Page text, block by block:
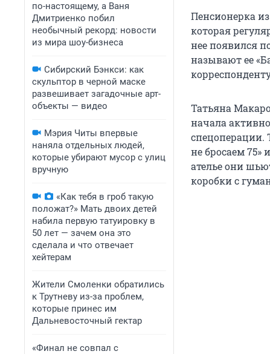
по-настоящему, а Ваня
Дмитриенко побил
необычный рекорд: новости
из мира шоу-бизнеса
Сибирский Бэнкси: как
скульптор в черной маске
развешивает загадочные арт-
объекты — видео
Мэрия Читы впервые
наняла отдельных людей,
которые убирают мусор с улиц
вручную
«Как тебя в гроб такую
положат?» Мать двоих детей
набила первую татуировку в
50 лет — зачем она это
сделала и что отвечает
хейтерам
Жители Смоленки обратились
к Трутневу из-за проблем,
которые принес им
Дальневосточный гектар
«Финал не совпал с
Пенсионерка
которая
нее появился
называют ее
Татьяна
начала
спецоперации.
не бросаем 75»
ателье они
коробки с